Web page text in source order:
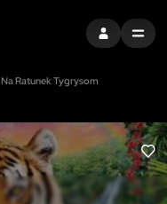
ZALOGUJ SIĘ
MENU
Na Ratunek Tygrysom
LIKE